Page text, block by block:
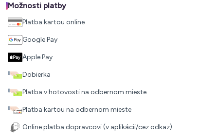
Možnosti platby
Platba kartou online
Google Pay
Apple Pay
Dobierka
Platba v hotovosti na odbernom mieste
Platba kartou na odbernom mieste
Online platba dopravcovi (v aplikácii/cez odkaz)